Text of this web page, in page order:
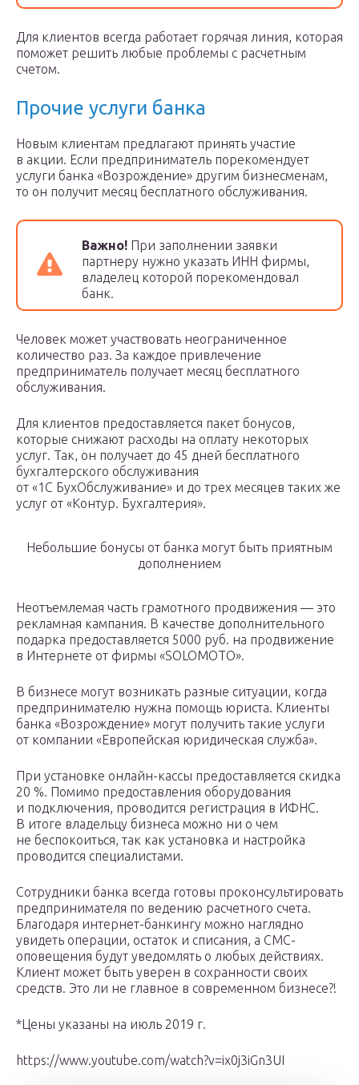
Для клиентов всегда работает горячая линия, которая
поможет решить любые проблемы с расчетным
счетом.
Прочие услуги банка
Новым клиентам предлагают принять участие
в акции. Если предприниматель порекомендует
услуги банка «Возрождение» другим бизнесменам,
то он получит месяц бесплатного обслуживания.
Важно! При заполнении заявки
партнеру нужно указать ИНН фирмы,
владелец которой порекомендовал
банк.
Человек может участвовать неограниченное
количество раз. За каждое привлечение
предприниматель получает месяц бесплатного
обслуживания.
Для клиентов предоставляется пакет бонусов,
которые снижают расходы на оплату некоторых
услуг. Так, он получает до 45 дней бесплатного
бухгалтерского обслуживания
от «1С БухОбслуживание» и до трех месяцев таких же
услуг от «Контур. Бухгалтерия».
Небольшие бонусы от банка могут быть приятным
дополнением
Неотъемлемая часть грамотного продвижения — это
рекламная кампания. В качестве дополнительного
подарка предоставляется 5000 руб. на продвижение
в Интернете от фирмы «SOLOMOTO».
В бизнесе могут возникать разные ситуации, когда
предпринимателю нужна помощь юриста. Клиенты
банка «Возрождение» могут получить такие услуги
от компании «Европейская юридическая служба».
При установке онлайн-кассы предоставляется скидка
20 %. Помимо предоставления оборудования
и подключения, проводится регистрация в ИФНС.
В итоге владельцу бизнеса можно ни о чем
не беспокоиться, так как установка и настройка
проводится специалистами.
Сотрудники банка всегда готовы проконсультировать
предпринимателя по ведению расчетного счета.
Благодаря интернет-банкингу можно наглядно
увидеть операции, остаток и списания, а СМС-
оповещения будут уведомлять о любых действиях.
Клиент может быть уверен в сохранности своих
средств. Это ли не главное в современном бизнесе?!
*Цены указаны на июль 2019 г.
https://www.youtube.com/watch?v=ix0j3iGn3UI